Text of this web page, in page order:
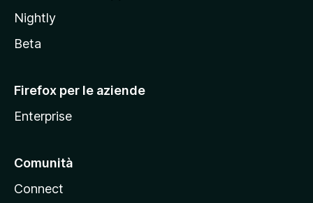
z
i
a
Nightly
Beta
Firefox per le aziende
Enterprise
Comunità
Connect